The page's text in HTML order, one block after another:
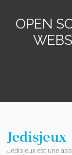
OPEN
Jedisjeux
Jedisjeux est une